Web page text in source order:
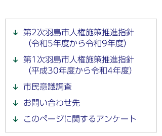
第2次羽島市人権施策推進指針
（令和5年度から令和9年度）
第1次羽島市人権施策推進指針
（平成30年度から令和4年度）
市民意識調査
お問い合わせ先
このページに関するアンケート